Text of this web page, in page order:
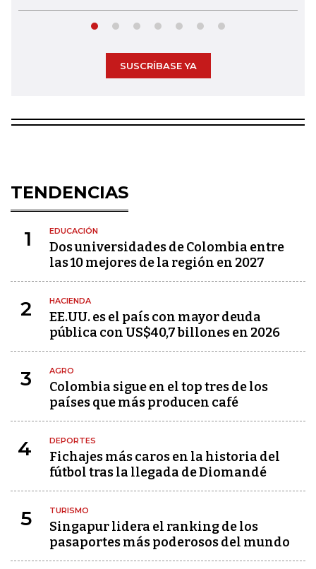
SUSCRÍBASE YA
TENDENCIAS
1 EDUCACIÓN
Dos universidades de Colombia entre
las 10 mejores de la región en 2027
2 HACIENDA
EE.UU. es el país con mayor deuda
pública con US$40,7 billones en 2026
3 AGRO
Colombia sigue en el top tres de los
países que más producen café
4 DEPORTES
Fichajes más caros en la historia del
fútbol tras la llegada de Diomandé
5 TURISMO
Singapur lidera el ranking de los
pasaportes más poderosos del mundo